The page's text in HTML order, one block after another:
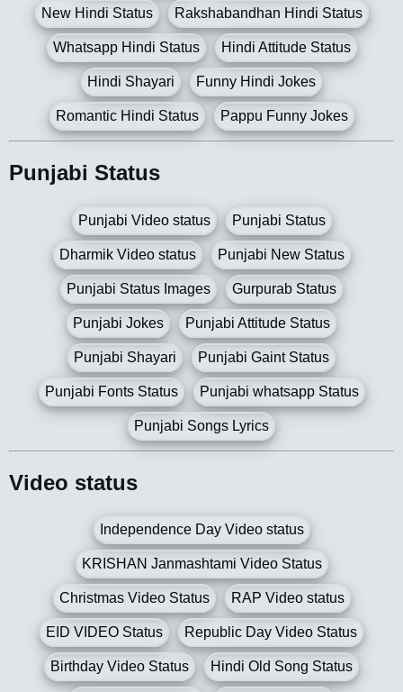
New Hindi Status Rakshabandhan Hindi Status
Whatsapp Hindi Status Hindi Attitude Status
Hindi Shayari Funny Hindi Jokes
Romantic Hindi Status Pappu Funny Jokes
Punjabi Status
Punjabi Video status Punjabi Status
Dharmik Video status Punjabi New Status
Punjabi Status Images Gurpurab Status
Punjabi Jokes Punjabi Attitude Status
Punjabi Shayari Punjabi Gaint Status
Punjabi Fonts Status Punjabi whatsapp Status
Punjabi Songs Lyrics
Video status
Independence Day Video status
KRISHAN Janmashtami Video Status
Christmas Video Status RAP Video status
EID VIDEO Status Republic Day Video Status
Birthday Video Status Hindi Old Song Status